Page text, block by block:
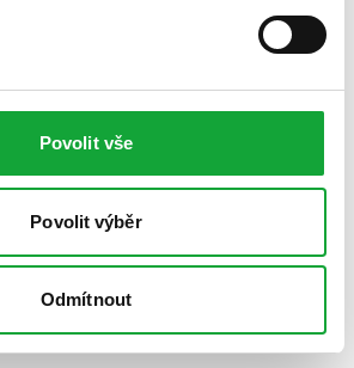
Povolit vše
Povolit výběr
Odmítnout